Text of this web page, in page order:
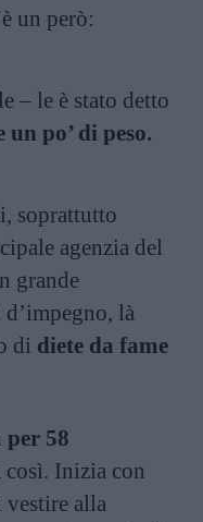
un però:
– le è stato detto
po’ di peso.
soprattutto
agenzia del
grande
d’impegno, là
di diete da fame
per 58
così. Inizia con
vestire alla